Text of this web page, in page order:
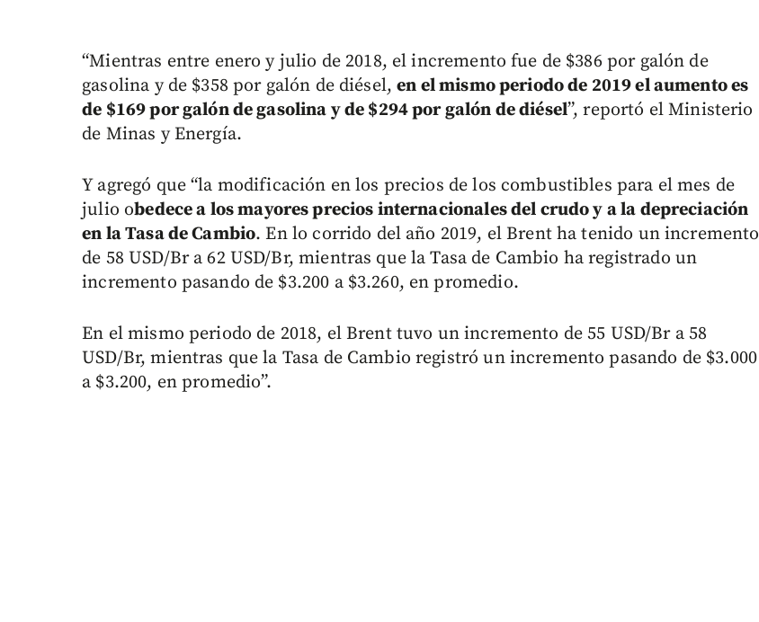
“Mientras entre enero y julio de 2018, el incremento fue de $386 por galón de
gasolina y de $358 por galón de diésel,en el mismo periodo de 2019 el aumento es
de $169 por galón de gasolina y de $294 por galón de diésel”, reportó el Ministerio
de Minas y Energía.
Y agregó que “la modificación en los precios de los combustibles para el mes de
julio obedece a los mayores precios internacionales del crudo y a la depreciación
en la Tasa de Cambio. En lo corrido del año 2019, el Brent ha tenido un incremento
de 58 USD/Br a 62 USD/Br, mientras que la Tasa de Cambio ha registrado un
incremento pasando de $3.200 a $3.260, en promedio.
En el mismo periodo de 2018, el Brent tuvo un incremento de 55 USD/Br a 58
USD/Br, mientras que la Tasa de Cambio registró un incremento pasando de $3.000
a $3.200, en promedio”.